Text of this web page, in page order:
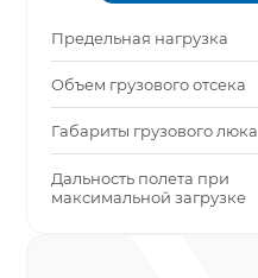
Предельная нагрузка
Объем грузового отсека
Габариты грузового люка
Дальность полета при
максимальной загрузке